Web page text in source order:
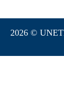
2026 ©